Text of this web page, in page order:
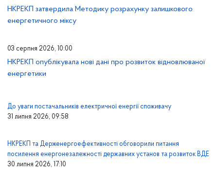
НКРЕКП затвердила Методику розрахунку залишкового
енергетичного міксу
НКРЕКП опублікувала нові дані про розвиток відновлюваної
енергетики
03 серпня 2026, 10:00
31 липня 2026, 09:58
До уваги постачальників електричної енергії споживачу
30 липня 2026, 17:10
НКРЕКП та Держенергоефективності обговорили питання
посилення енергонезалежності державних установ та розвиток ВДЕ